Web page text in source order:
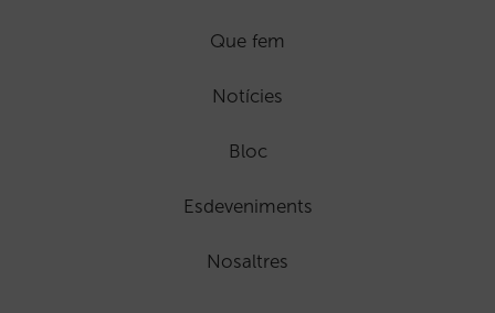
Que fem
Notícies
Bloc
Esdeveniments
Nosaltres